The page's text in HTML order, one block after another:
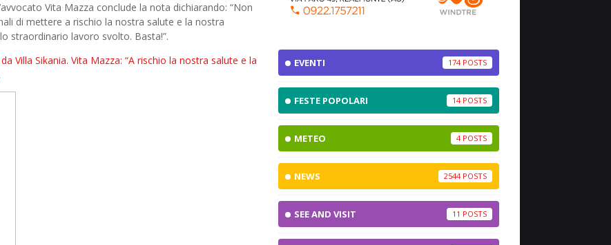
Vita Mazza conclude la nota dichiarando: “Non
di mettere a rischio la nostra salute e la nostra
straordinario lavoro svolto. Basta!”.
Villa Sikania. Vita Mazza: “A rischio la nostra salute e la
EVENTI 174
FESTE POPOLARI 14
METEO 4
NEWS 2544
SEE AND VISIT 11